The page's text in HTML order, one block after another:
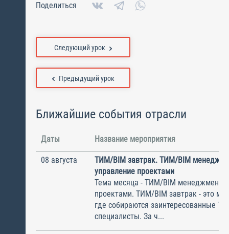
Поделиться
Предыдущий урок
Следующий урок
Ближайшие события отрасли
Даты Название мероприятия
08 августа
ТИМ/BIM завтрак. ТИМ/BIM
управление проектами
Тема месяца - ТИМ/BIM менеджмент и
проектами. ТИМ/BIM завтрак - это
где собираются заинтересованные
специалисты. За ч...